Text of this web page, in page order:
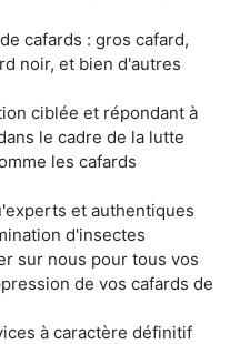
cafards : gros cafard,
noir, et bien d'autres
ciblée et répondant à
le cadre de la lutte
les cafards
et authentiques
d'insectes
sur nous pour tous vos
de vos cafards de
à caractère définitif